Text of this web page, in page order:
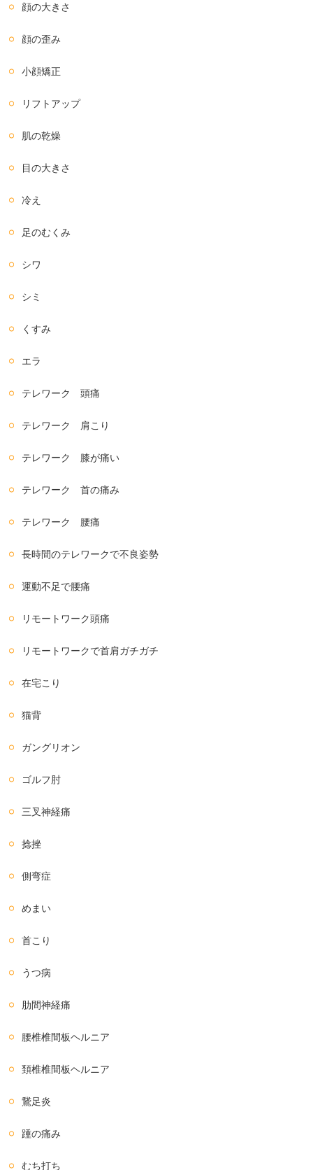
顔の大きさ
顔の歪み
小顔矯正
リフトアップ
肌の乾燥
目の大きさ
冷え
足のむくみ
シワ
シミ
くすみ
エラ
テレワーク 頭痛
テレワーク 肩こり
テレワーク 膝が痛い
テレワーク 首の痛み
テレワーク 腰痛
長時間のテレワークで不良姿勢
運動不足で腰痛
リモートワーク頭痛
リモートワークで首肩ガチガチ
在宅こり
猫背
ガングリオン
ゴルフ肘
三叉神経痛
捻挫
側弯症
めまい
首こり
うつ病
肋間神経痛
腰椎椎間板ヘルニア
頚椎椎間板ヘルニア
鵞足炎
踵の痛み
むち打ち